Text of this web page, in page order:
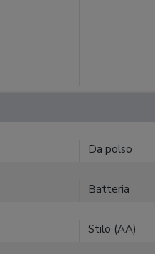
Da polso
Batteria
Stilo (AA)